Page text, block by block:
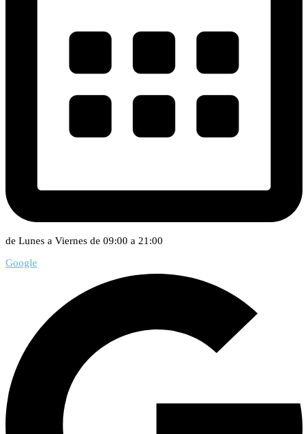
de Lunes a Viernes de 09:00 a 21:00
Google